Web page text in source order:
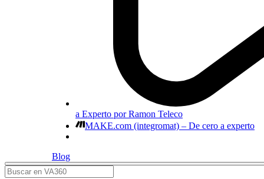
a Experto por Ramon Teleco
MAKE.com (integromat) – De cero a experto
Blog
Buscar